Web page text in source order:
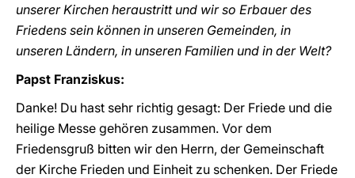
unserer Kirchen heraustritt und wir so Erbauer des
Friedens sein können in unseren Gemeinden, in
unseren Ländern, in unseren Familien und in der Welt?
Papst Franziskus:
Danke! Du hast sehr richtig gesagt: Der Friede und die
heilige Messe gehören zusammen. Vor dem
Friedensgruß bitten wir den Herrn, der Gemeinschaft
der Kirche Frieden und Einheit zu schenken. Der Friede